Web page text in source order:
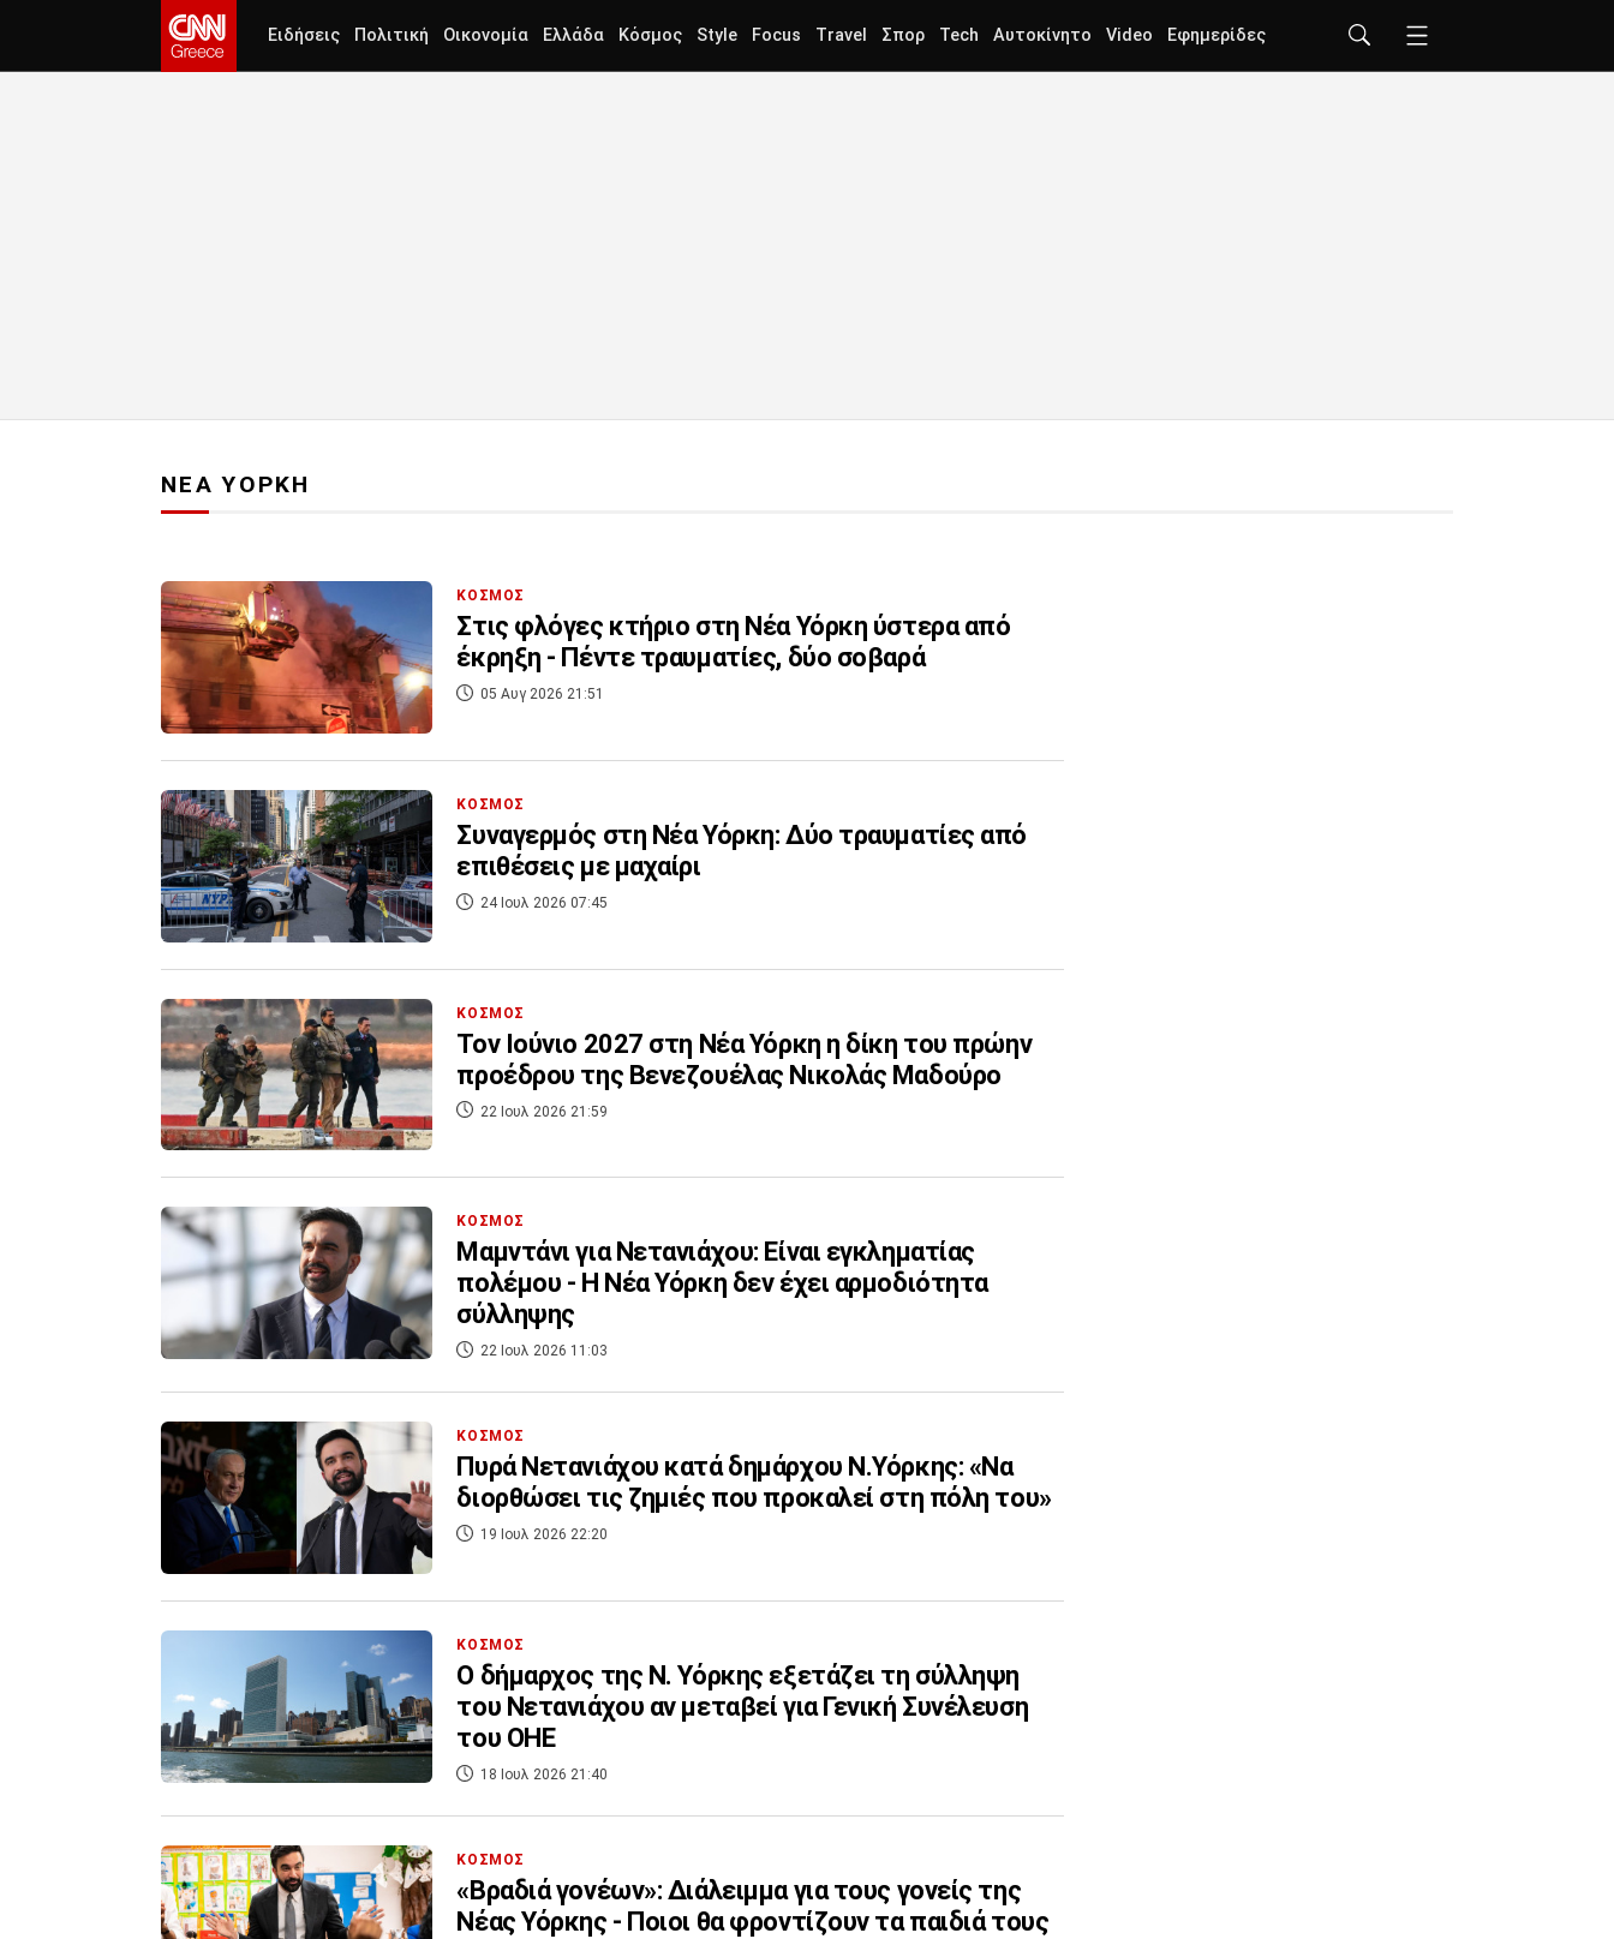
Ειδήσεις Πολιτική Οικονομία Ελλάδα Κόσμος Style Focus Travel Σπορ Tech Αυτοκίνητο Video Εφημερίδες
ΝΕΑ ΥΟΡΚΗ
ΚΟΣΜΟΣ
Στις φλόγες κτήριο στη Νέα Υόρκη ύστερα από
έκρηξη - Πέντε τραυματίες, δύο σοβαρά
05 Αυγ 2026 21:51
ΚΟΣΜΟΣ
Συναγερμός στη Νέα Υόρκη: Δύο τραυματίες από
επιθέσεις με μαχαίρι
24 Ιουλ 2026 07:45
ΚΟΣΜΟΣ
Τον Ιούνιο 2027 στη Νέα Υόρκη η δίκη του πρώην
προέδρου της Βενεζουέλας Νικολάς Μαδούρο
22 Ιουλ 2026 21:59
ΚΟΣΜΟΣ
Μαμντάνι για Νετανιάχου: Eίναι εγκληματίας
πολέμου - H Nέα Υόρκη δεν έχει αρμοδιότητα
σύλληψης
22 Ιουλ 2026 11:03
ΚΟΣΜΟΣ
Πυρά Νετανιάχου κατά δημάρχου Ν.Υόρκης: «Να
διορθώσει τις ζημιές που προκαλεί στη πόλη του»
19 Ιουλ 2026 22:20
ΚΟΣΜΟΣ
Ο δήμαρχος της Ν. Υόρκης εξετάζει τη σύλληψη
του Νετανιάχου αν μεταβεί για Γενική Συνέλευση
του ΟΗΕ
18 Ιουλ 2026 21:40
ΚΟΣΜΟΣ
«Βραδιά γονέων»: Διάλειμμα για τους γονείς της
Νέας Υόρκης - Ποιοι θα φροντίζουν τα παιδιά τους